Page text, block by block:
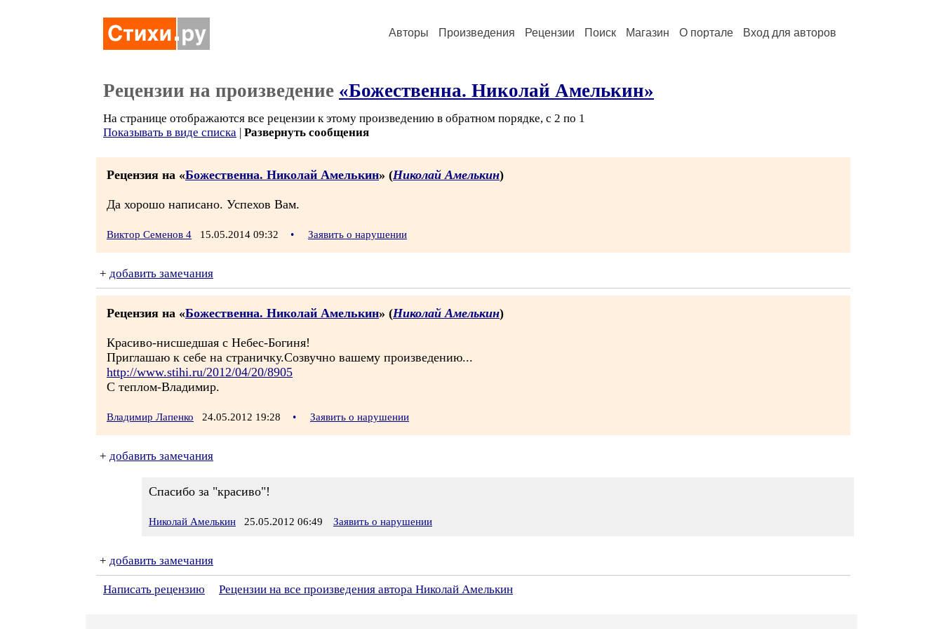
Авторы Произведения Рецензии Поиск Магазин О портале Вход для авторов
Рецензии на произведение «Божественна. Николай Амелькин»
На странице отображаются все рецензии к этому произведению в обратном порядке, с 2 по 1
Показывать в виде списка | Развернуть сообщения
Рецензия на «Божественна. Николай Амелькин» (Николай Амелькин)
Да хорошо написано. Успехов Вам.
Виктор Семенов 4 15.05.2014 09:32 • Заявить о нарушении
+ добавить замечания
Рецензия на «Божественна. Николай Амелькин» (Николай Амелькин)
Красиво-нисшедшая с Небес-Богиня!
Приглашаю к себе на страничку.Созвучно вашему произведению...
http://www.stihi.ru/2012/04/20/8905
С теплом-Владимир.
Владимир Лапенко 24.05.2012 19:28 • Заявить о нарушении
+ добавить замечания
Спасибо за "красиво"!
Николай Амелькин 25.05.2012 06:49 Заявить о нарушении
+ добавить замечания
Написать рецензию Рецензии на все произведения автора Николай Амелькин